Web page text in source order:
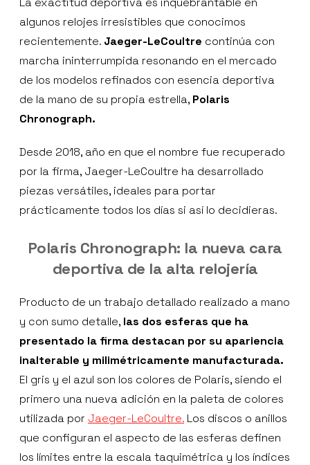
algunos relojes irresistibles que conocimos
recientemente. Jaeger-LeCoultre continúa con
marcha ininterrumpida resonando en el mercado
de los modelos refinados con esencia deportiva
de la mano de su propia estrella, Polaris
Chronograph.
Desde 2018, año en que el nombre fue recuperado
por la firma, Jaeger-LeCoultre ha desarrollado
piezas versátiles, ideales para portar
prácticamente todos los días si así lo decidieras.
Polaris Chronograph: la nueva cara
deportiva de la alta relojería
Producto de un trabajo detallado realizado a mano
y con sumo detalle, las dos esferas que ha
presentado la firma destacan por su apariencia
inalterable y milimétricamente manufacturada.
El gris y el azul son los colores de Polaris, siendo el
primero una nueva adición en la paleta de colores
utilizada por Jaeger-LeCoultre. Los discos o anillos
que configuran el aspecto de las esferas definen
los límites entre la escala taquimétrica y los índices